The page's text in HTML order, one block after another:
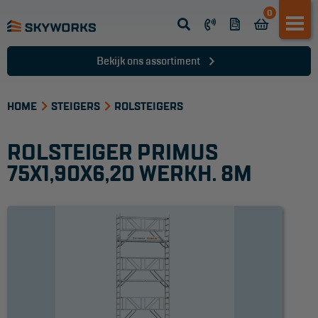
0
Opsteek ladder
Schuifladder
Telescopische ladder
Ladder accessoires
Bekijk ons assortiment
HOME STEIGERS ROLSTEIGERS
ROLSTEIGER PRIMUS
75X1,90X6,20 WERKH. 8M